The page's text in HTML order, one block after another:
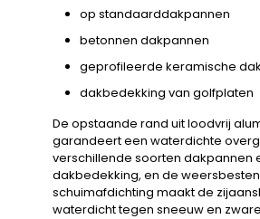
op standaarddakpannen
betonnen dakpannen
geprofileerde keramische
dakbedekking van golfplaten
De opstaande rand uit loodvrij
garandeert een waterdichte
verschillende soorten dakpannen
dakbedekking, en de
schuimafdichting maakt de
waterdicht tegen sneeuw en